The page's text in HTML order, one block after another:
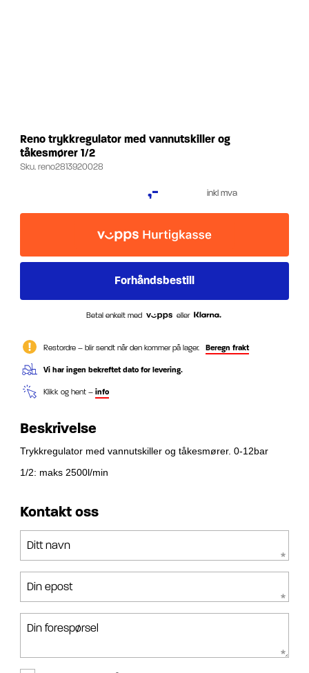
Reno trykkregulator med vannutskiller og
tåkesmører 1/2
Sku.reno2813920028
,- inkl mva
Betal enkelt med eller
Restordre – blir sendt når den kommer på lager. Beregn frakt
Vi har ingen bekreftet dato for levering.
Klikk og hent – info
Beskrivelse
Trykkregulator med vannutskiller og tåkesmører. 0-12bar
1/2: maks 2500l/min
Kontakt oss
Ditt navn
Din epost
Din forespørsel